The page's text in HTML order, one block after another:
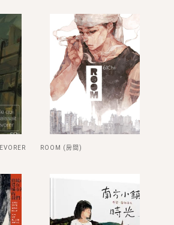
ROOM (房間)